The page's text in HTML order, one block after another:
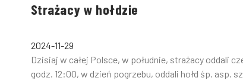
Strażacy w hołdzie
2024-11-29
Dzisiaj w całej Polsce, w południe, strażacy oddali
godz. 12:00, w dzień pogrzebu, oddali hołd śp.